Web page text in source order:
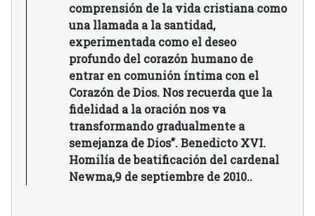
comprensión de la vida cristiana como
una llamada a la santidad,
experimentada como el deseo
profundo del corazón humano de
entrar en comunión íntima con el
Corazón de Dios. Nos recuerda que la
fidelidad a la oración nos va
transformando gradualmente a
semejanza de Dios”. Benedicto XVI.
Homilía de beatificación del cardenal
Newma,9 de septiembre de 2010..